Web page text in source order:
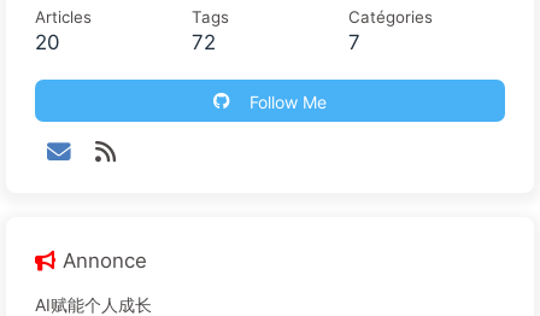
Articles
20
Tags
72
Catégories
7
Follow Me
Annonce
AI赋能个人成长